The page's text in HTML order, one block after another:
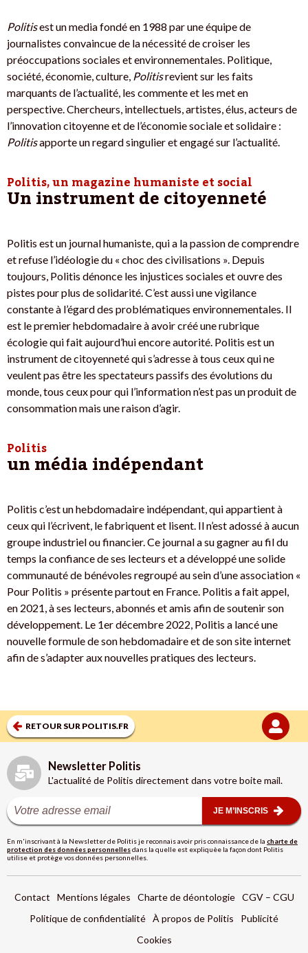
Politisest un media fondé en 1988 par une équipe de
journalistes convaincue de la nécessité de croiser les
préoccupations sociales et environnementales. Politique,
société, économie, culture, Politisrevient sur les faits
marquants de l’actualité, les commente et les met en
perspective. Chercheurs, intellectuels, artistes, élus, acteurs de
l’innovation citoyenne et de l’économie sociale et solidaire :
Politisapporte un regard singulier et engagé sur l’actualité.
Politis, un magazine humaniste et social
Un instrument de citoyenneté
Politis est un journal humaniste, qui a la passion de comprendre
et refuse l’idéologie du « choc des civilisations ». Depuis
toujours, Politis dénonce les injustices sociales et ouvre des
pistes pour plus de solidarité. C’est aussi une vigilance
constante à l’égard des problématiques environnementales. Il
est le premier hebdomadaire à avoir créé une rubrique
écologie qui fait aujourd’hui encore autorité. Politis est un
instrument de citoyenneté qui s’adresse à tous ceux qui ne
veulent pas être les spectateurs passifs des évolutions du
monde, tous ceux pour qui l’information n’est pas un produit de
consommation mais une raison d’agir.
Politis
un média indépendant
Politis c’est un hebdomadaire indépendant, qui appartient à
ceux qui l’écrivent, le fabriquent et lisent. Il n’est adossé à aucun
groupe industriel ou financier. Ce journal a su gagner au fil du
temps la confiance de ses lecteurs et a développé une solide
communauté de bénévoles regroupé au sein d’une association «
Pour Politis » présente partout en France. Politis a fait appel,
en 2021, à ses lecteurs, abonnés et amis afin de soutenir son
développement. Le 1er décembre 2022, Politis a lancé une
nouvelle formule de son hebdomadaire et de son site internet
afin de s’adapter aux nouvelles pratiques des lecteurs.
RETOUR SUR POLITIS.FR
Newsletter Politis
L'actualité de Politis directement dans votre boite mail.
JE M’INSCRIS
En m'inscrivant à la Newsletter de Politis je reconnais avoir pris connaissance de la charte de
protection des données personnellesdans la quelle est expliquèe la façon dont Politis
utilise et protège vos données personnelles.
Contact Mentions légales Charte de déontologie
CGV – CGU
Politique de confidentialité À propos de Politis
Publicité
Cookies